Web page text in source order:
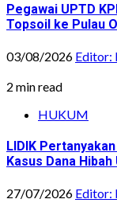
Pegawai UPTD
Topsoil ke Pulau
03/08/2026 Editor:
2 min read
HUKUM
LIDIK
Kasus Dana Hibah
27/07/2026 Editor: